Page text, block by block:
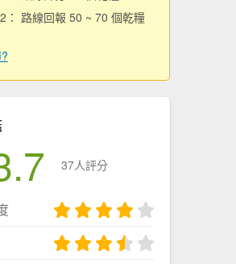
： 路線回報 50 ~ 70 個乾糧
37人評分